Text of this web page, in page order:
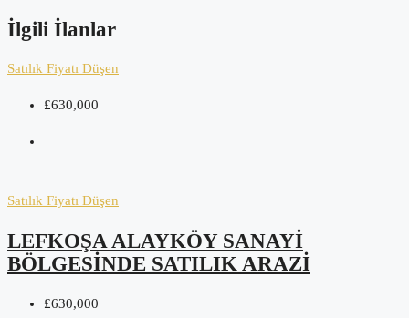
İlgili İlanlar
Satılık Fiyatı Düşen
£630,000
Satılık Fiyatı Düşen
LEFKOŞA ALAYKÖY SANAYI
BÖLGESINDE SATILIK ARAZI
£630,000